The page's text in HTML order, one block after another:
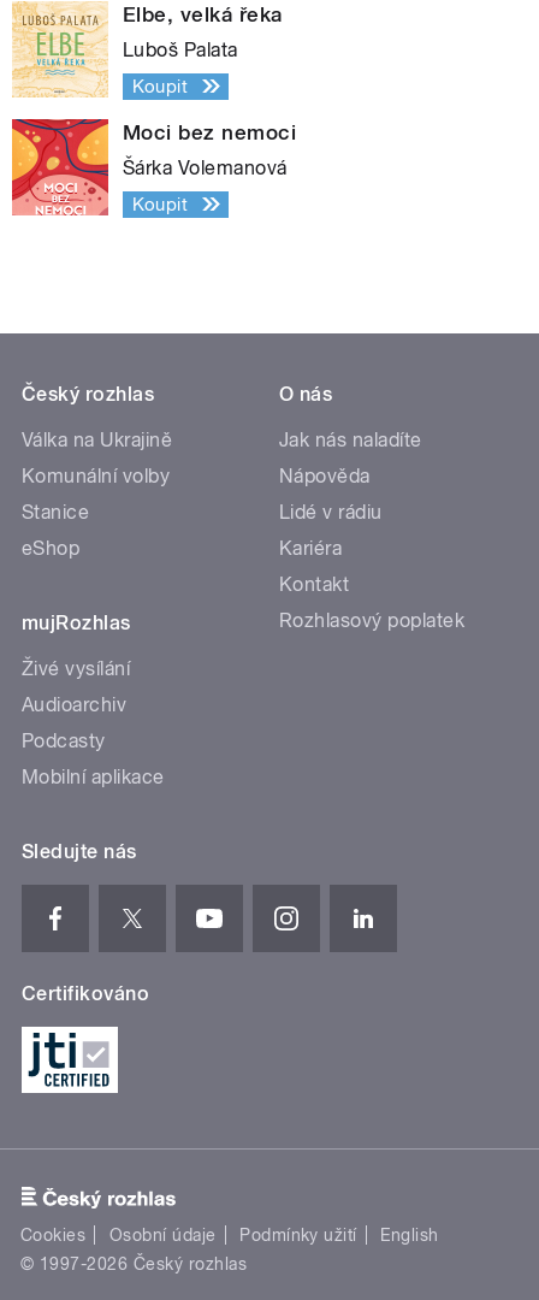
Elbe, velká řeka
Luboš Palata
Koupit
Moci bez nemoci
Šárka Volemanová
Koupit
Český rozhlas
Válka na Ukrajině
Komunální volby
Stanice
eShop
mujRozhlas
Živé vysílání
Audioarchiv
Podcasty
Mobilní aplikace
O nás
Jak nás naladíte
Nápověda
Lidé v rádiu
Kariéra
Kontakt
Rozhlasový poplatek
Sledujte nás
Certifikováno
Cookies Osobní údaje Podmínky užití
English
© 1997-2026 Český rozhlas